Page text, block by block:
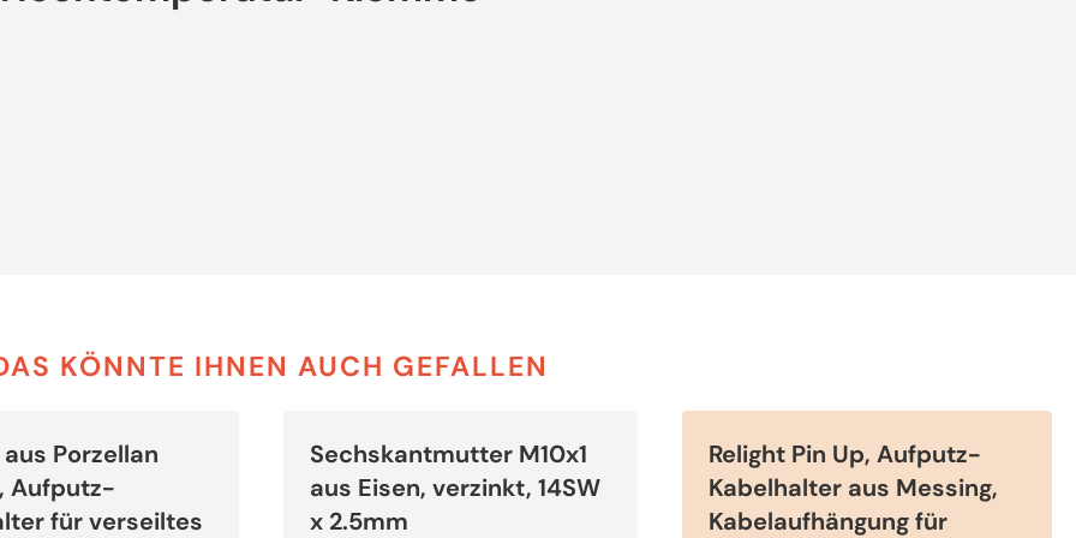
KÖNNTE IHNEN AUCH GEFALLEN
Porzellan
Aufputz-
für verseiltes
Sechskantmutter M10x1
aus Eisen, verzinkt, 14SW
x 2.5mm
weist
Varianten
Relight Pin Up, Aufputz-
Kabelhalter aus Messing,
Kabelaufhängung für
weist
Varianten